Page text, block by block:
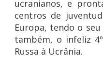
ucranianos, e
centros de
Europa, tendo o
também, o infeliz
Russa à Ucrânia.